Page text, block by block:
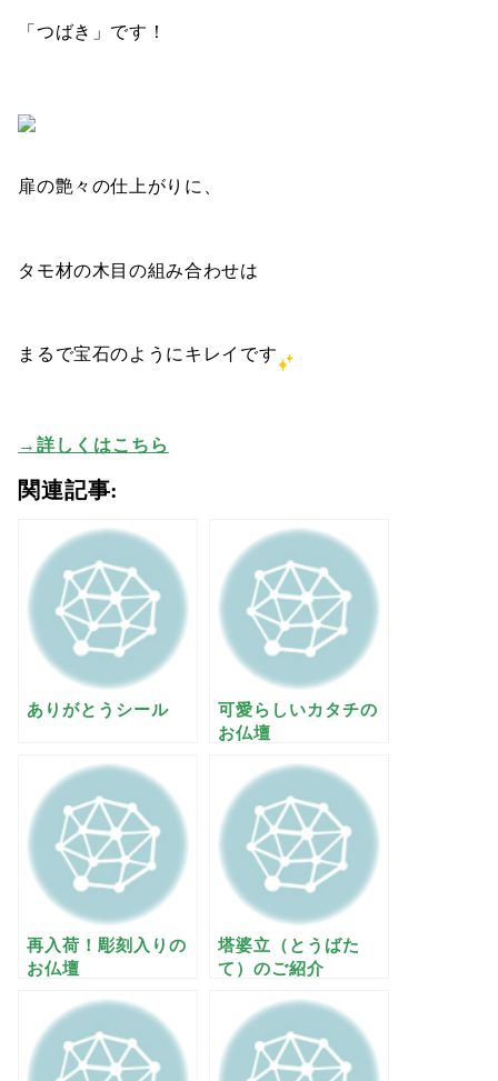
「つばき」です！
扉の艶々の仕上がりに、
タモ材の木目の組み合わせは
まるで宝石のようにキレイです
→詳しくはこちら
関連記事:
ありがとうシール
可愛らしいカタチの
お仏壇
再入荷！彫刻入りの
お仏壇
塔婆立（とうばた
て）のご紹介